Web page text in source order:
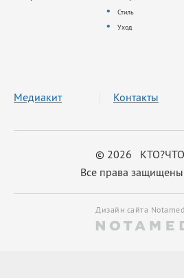
Стиль
Уход
© 2026
Все права
Медиакит Контакты
Дизайн сайта